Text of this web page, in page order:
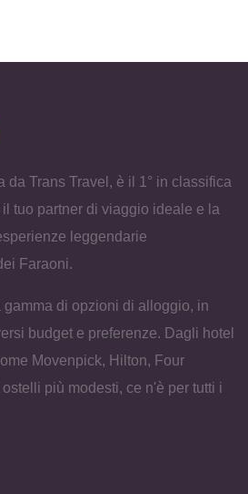
da Trans Travel, è il 1° in classifica
tuo partner di viaggio ideale e la
leggendarie
Faraoni.
gamma di opzioni di alloggio, in
budget e preferenze. Dagli hotel
Movenpick, Hilton, Four
più modesti, ce n'è per tutti i